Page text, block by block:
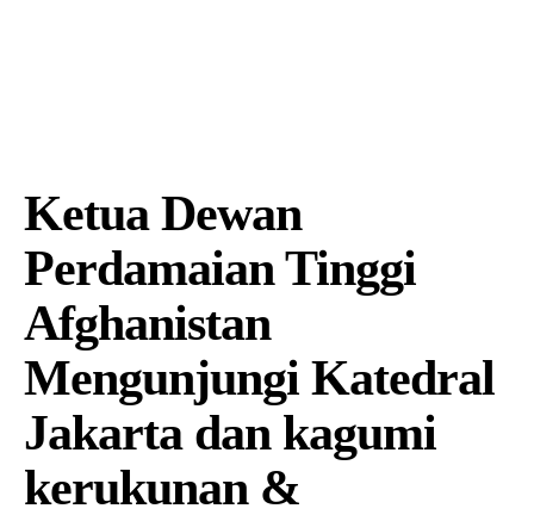
Ketua Dewan
Perdamaian Tinggi
Afghanistan
Mengunjungi Katedral
Jakarta dan kagumi
kerukunan &